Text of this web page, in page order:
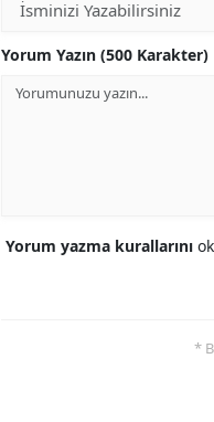
Yorum Yazın (500 Karakter)
Yorum yazma kurallarını
*